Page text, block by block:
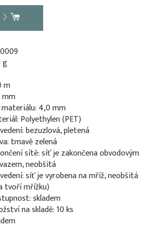
g
m
mm
materiálu: 4,0 mm
Polyethylen (PET)
bezuzlová, pletená
tmavě zelená
sítě: síť je zakončena obvodovým
neobšitá
síť je vyrobena na mříž, neobšitá
tvoří mřížku)
skladem
na skladě: 10 ks